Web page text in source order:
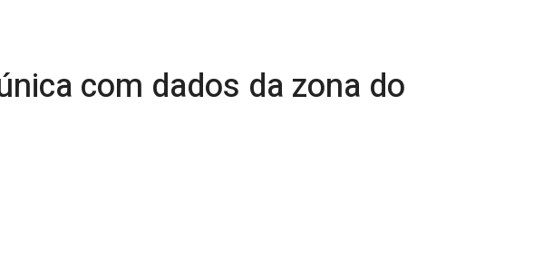
com dados da zona do